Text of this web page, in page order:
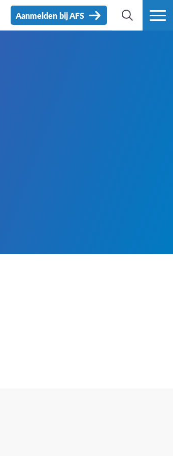
ZOEK
Aanmelden bij AFS